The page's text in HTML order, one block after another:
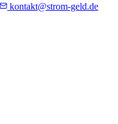
kontakt@strom-geld.de